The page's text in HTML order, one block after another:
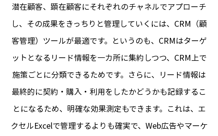
潜在顧客、顕在顧客にそれぞれのチャネルでアプローチ
し、その成果をきっちりと管理していくには、CRM（顧
客管理）ツールが最適です。というのも、CRMはターゲ
ットとなるリード情報を一カ所に集約しつつ、CRM上で
施策ごとに分類できるためです。さらに、リード情報は
最終的に契約・購入・利用をしたかどうかも記録するこ
とになるため、明確な効果測定もできます。これは、エ
クセルExcelで管理するよりも確実で、Web広告やマーケ